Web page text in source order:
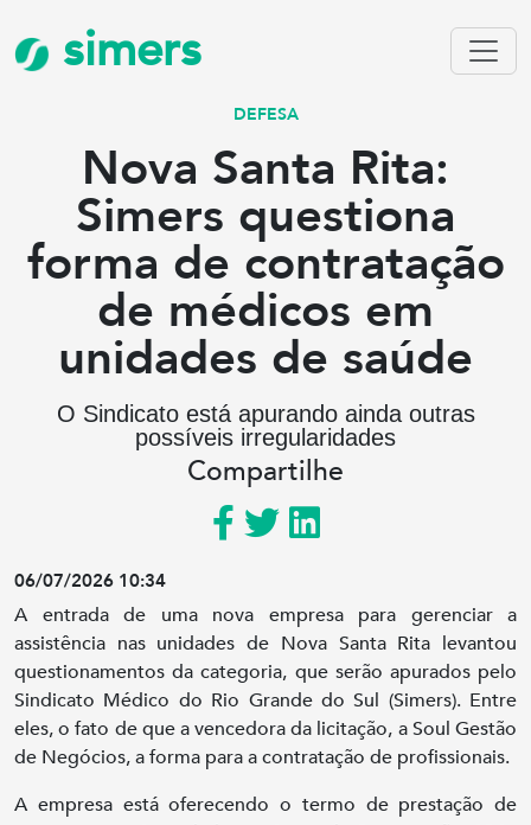
simers
DEFESA
Nova Santa Rita:
Simers questiona
forma de contratação
de médicos em
unidades de saúde
O Sindicato está apurando ainda outras
possíveis irregularidades
Compartilhe
06/07/2026 10:34
A entrada de uma nova empresa para gerenciar a
assistência nas unidades de Nova Santa Rita levantou
questionamentos da categoria, que serão apurados pelo
Sindicato Médico do Rio Grande do Sul (Simers). Entre
eles, o fato de que a vencedora da licitação, a Soul Gestão
de Negócios, a forma para a contratação de profissionais.
A empresa está oferecendo o termo de prestação de